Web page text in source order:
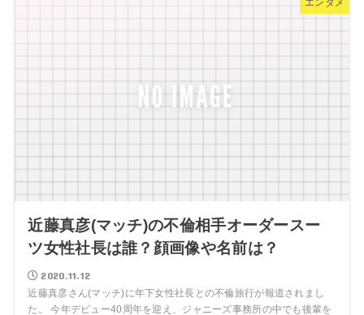
エンタメ
近藤真彦(マッチ)の不倫相手オーダースー
ツ女性社長は誰？顔画像や名前は？
2020.11.12
近藤真彦さん(マッチ)に年下女性社長との不倫旅行が報道されまし
た。 今年デビュー40周年を迎え、ジャニーズ事務所の中でも後輩を